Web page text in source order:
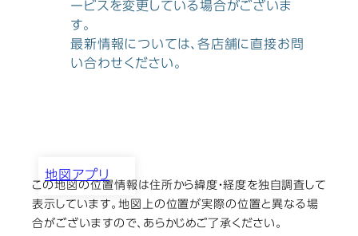
ービスを変更している場合がございま
す。
最新情報については、各店舗に直接お問
い合わせください。
カメラのキタムラ 堺／福田店
地図アプリ
この地図の位置情報は住所から緯度・経度を独自調査して
表示しています。地図上の位置が実際の位置と異なる場
合がございますので、あらかじめご了承ください。